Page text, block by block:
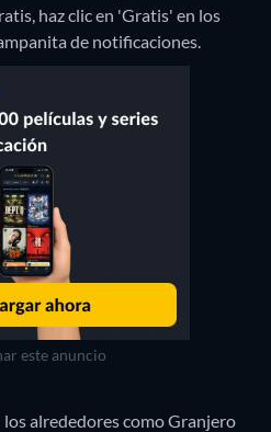
haz clic en 'Gratis' en los
de notificaciones.
este anuncio
alrededores como Granjero